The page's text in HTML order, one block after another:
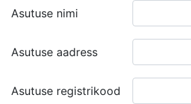
Asutuse nimi
Asutuse aadress
Asutuse registrikood